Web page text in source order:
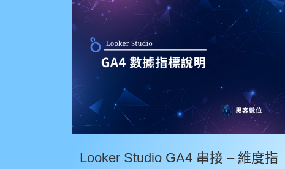
Looker Studio GA4 串接 – 維度指